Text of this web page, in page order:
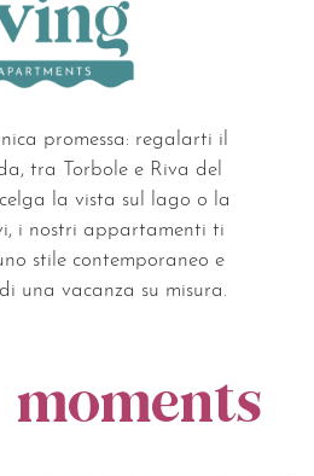
promessa: regalarti il
tra Torbole e Riva del
la vista sul lago o la
i nostri appartamenti ti
stile contemporaneo e
una vacanza su misura.
moments